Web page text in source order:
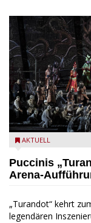
Turandot in der
AKTUELL
Puccinis
Arena-
„Turandot“ kehrt
legendären